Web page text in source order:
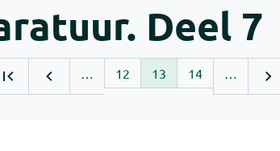
Deel 7
… 12 13 14 …